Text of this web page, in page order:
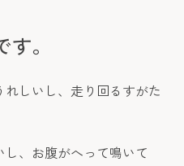
。
しいし、走り回るすがた
、お腹がへって鳴いて